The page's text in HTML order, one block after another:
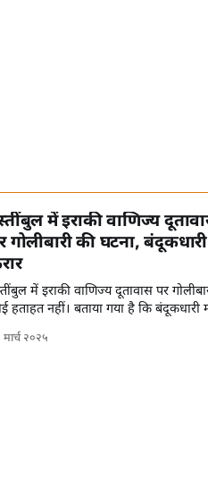
में इराकी वाणिज्य
गोलीबारी की घटना, बंदूकधारी
में इराकी वाणिज्य दूतावास पर
हताहत नहीं। बताया गया है कि बंदूकधारी
फरार हो गए हैं।
मार्च २०२५